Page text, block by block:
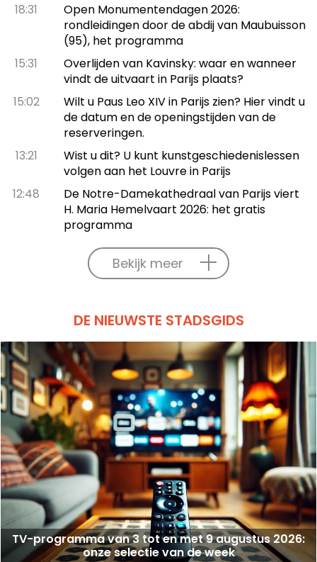
18:31
Open Monumentendagen 2026:
rondleidingen door de abdij van Maubuisson
(95), het programma
15:31
Overlijden van Kavinsky: waar en wanneer
vindt de uitvaart in Parijs plaats?
15:02
Wilt u Paus Leo XIV in Parijs zien? Hier vindt u
de datum en de openingstijden van de
reserveringen.
13:21
Wist u dit? U kunt kunstgeschiedenislessen
volgen aan het Louvre in Parijs
12:48
De Notre-Damekathedraal van Parijs viert
H. Maria Hemelvaart 2026: het gratis
programma
Bekijk meer
DE NIEUWSTE STADSGIDS
TV-programma van 3 tot en met 9 augustus 2026:
onze selectie van de week